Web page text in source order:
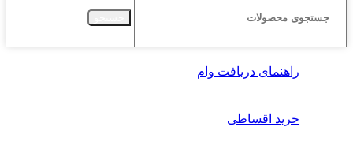
راهنمای دریافت وام
خرید اقساطی